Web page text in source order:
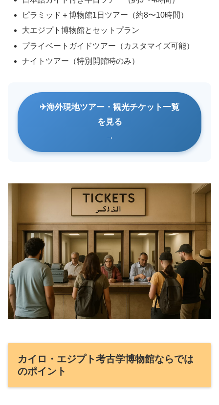
ピラミッド＋博物館1日ツアー（約8〜10時間）
大エジプト博物館とセットプラン
プライベートガイドツアー（カスタマイズ可能）
ナイトツアー（特別開館時のみ）
海外現地ツアー・観光チケット一覧
を見る
カイロ・エジプト考古学博物館ならでは
のポイント